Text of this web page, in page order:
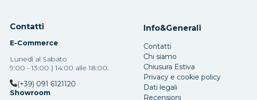
Contatti
E-Commerce
Lunedì al Sabato
9:00 - 13:00 | 14:00 alle 18:00.
(+39) 091 6121120
Showroom
Info&Generali
Contatti
Chi siamo
Chiusura Estiva
Privacy e cookie policy
Dati legali
Recensioni